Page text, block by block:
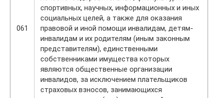
061
спортивных, научных, информационных и иных
социальных целей, а также для оказания
правовой и иной помощи инвалидам, детям-
инвалидам и их родителям (иным законным
представителям), единственными
собственниками имущества которых
являются общественные организации
инвалидов, за исключением плательщиков
страховых взносов, занимающихся